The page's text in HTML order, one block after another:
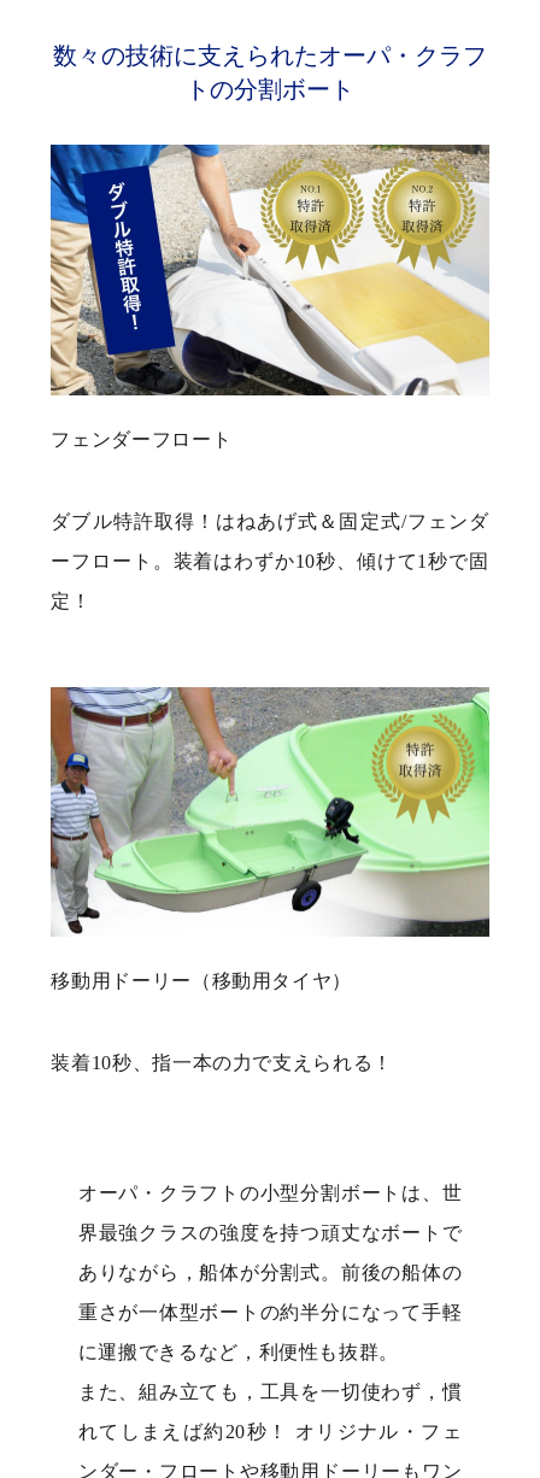
数々の技術に支えられたオーパ・クラフ
トの分割ボート
フェンダーフロート
ダブル特許取得！はねあげ式＆固定式/フェンダ
ーフロート。装着はわずか10秒、傾けて1秒で固
定！
移動用ドーリー（移動用タイヤ）
装着10秒、指一本の力で支えられる！
オーパ・クラフトの小型分割ボートは、世
界最強クラスの強度を持つ頑丈なボートで
ありながら，船体が分割式。前後の船体の
重さが一体型ボートの約半分になって手軽
に運搬できるなど，利便性も抜群。
また、組み立ても，工具を一切使わず，慣
れてしまえば約20秒！ オリジナル・フェ
ンダー・フロートや移動用ドーリーもワン